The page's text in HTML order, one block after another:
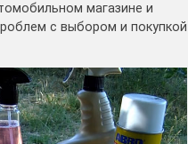
магазине и
с выбором и покупкой